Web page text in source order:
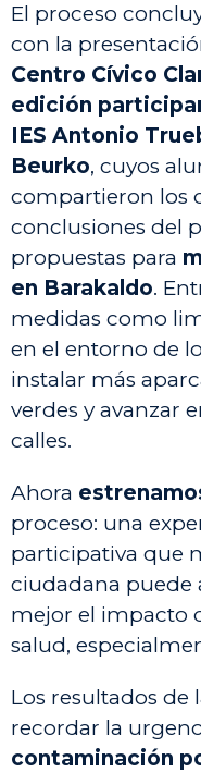
El proceso
con la
Centro Cívico
edición
IES Antonio
Beurko, cuyos
compartieron los
conclusiones del
propuestas para
en Barakaldo.
medidas como
en el entorno de
instalar más
verdes y avanzar
calles.
Ahora
proceso: una
participativa que
ciudadana puede
mejor el impacto
salud,
Los resultados de
recordar la
contaminación